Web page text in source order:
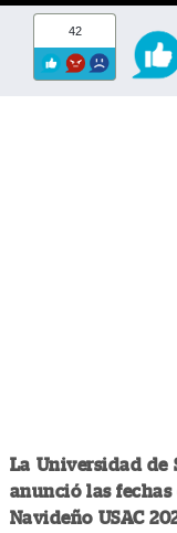
42
La Universidad de
anunció las fechas
Navideño USAC